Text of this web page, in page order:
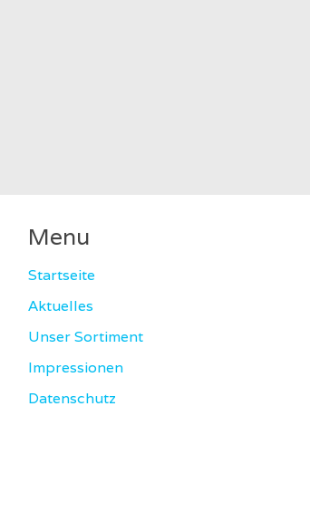
Menu
Startseite
Aktuelles
Unser Sortiment
Impressionen
Datenschutz